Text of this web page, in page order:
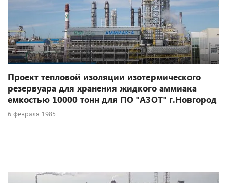
Проект тепловой изоляции изотермического
резервуара для хранения жидкого аммиака
емкостью 10000 тонн для ПО "АЗОТ" г.Новгород
6 февраля 1985